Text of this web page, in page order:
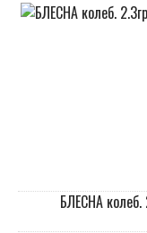
БЛЕСНА колеб.